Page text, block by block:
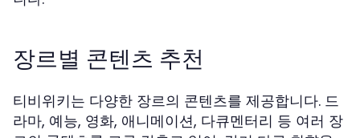
장르별 콘텐츠 추천
티비위키는 다양한 장르의 콘텐츠를 제공합니다. 드
라마, 예능, 영화, 애니메이션, 다큐멘터리 등 여러 장